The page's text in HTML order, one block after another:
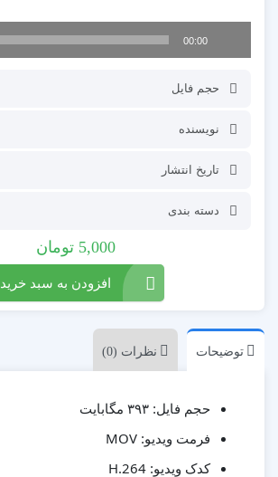
00:00
حجم فایل
نویسنده
تاریخ انتشار
دسته بندی
5,000 تومان
افزودن به سبد خرید
توضیحات نظرات (0)
حجم فایل:
فرمت ویدیو:
کدک ویدیو: